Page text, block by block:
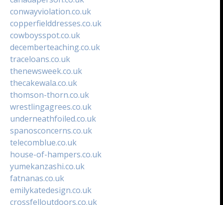
conwayviolation.co.uk
copperfielddresses.co.uk
cowboysspot.co.uk
decemberteaching.co.uk
traceloans.co.uk
thenewsweek.co.uk
thecakewala.co.uk
thomson-thorn.co.uk
wrestlingagrees.co.uk
underneathfoiled.co.uk
spanosconcerns.co.uk
telecomblue.co.uk
house-of-hampers.co.uk
yumekanzashi.co.uk
fatnanas.co.uk
emilykatedesign.co.uk
crossfelloutdoors.co.uk